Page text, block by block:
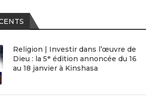
Religion | Investir dans l’œuvre de
Dieu : la 5ᵉ édition annoncée du 16
au 18 janvier à Kinshasa